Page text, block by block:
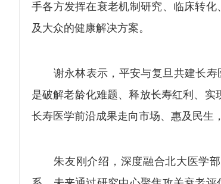
手各方发挥在衰老机制研究、临床转
及大众的健康解决方案。
谢永林表示，平安与复旦共建长寿
是破解老龄化难题、释放长寿红利、实
长寿医学前沿成果走向市场、惠及民生
朱友刚介绍，深度融合北大医学部